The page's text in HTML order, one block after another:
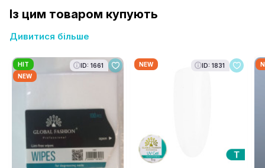
Із цим товаром купують
Дивитися більше
HIT
NEW
ID: 1661 NEW ID: 1831